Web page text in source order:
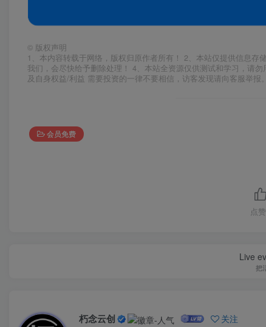
© 版权声明
1、本内容转载于网络，版权归原作者所有！ 2、本站仅提供信息
我们，会尽快给予删除处理！ 4、本站全资源仅供测试和学习，请
及自身权益/利益 需要投资的一律不要相信，访客发现请向客服举
会员免费
点赞
Live
把
朽念云创 关注